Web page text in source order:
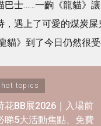
巴士……一齣《龍貓》
，遇上了可愛的煤炭
貓》到了今日仍然很
hot topics
花BB展2026｜入場前
睇5大活動焦點、免費